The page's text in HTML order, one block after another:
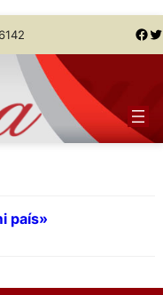
Facebook Twitter
país»